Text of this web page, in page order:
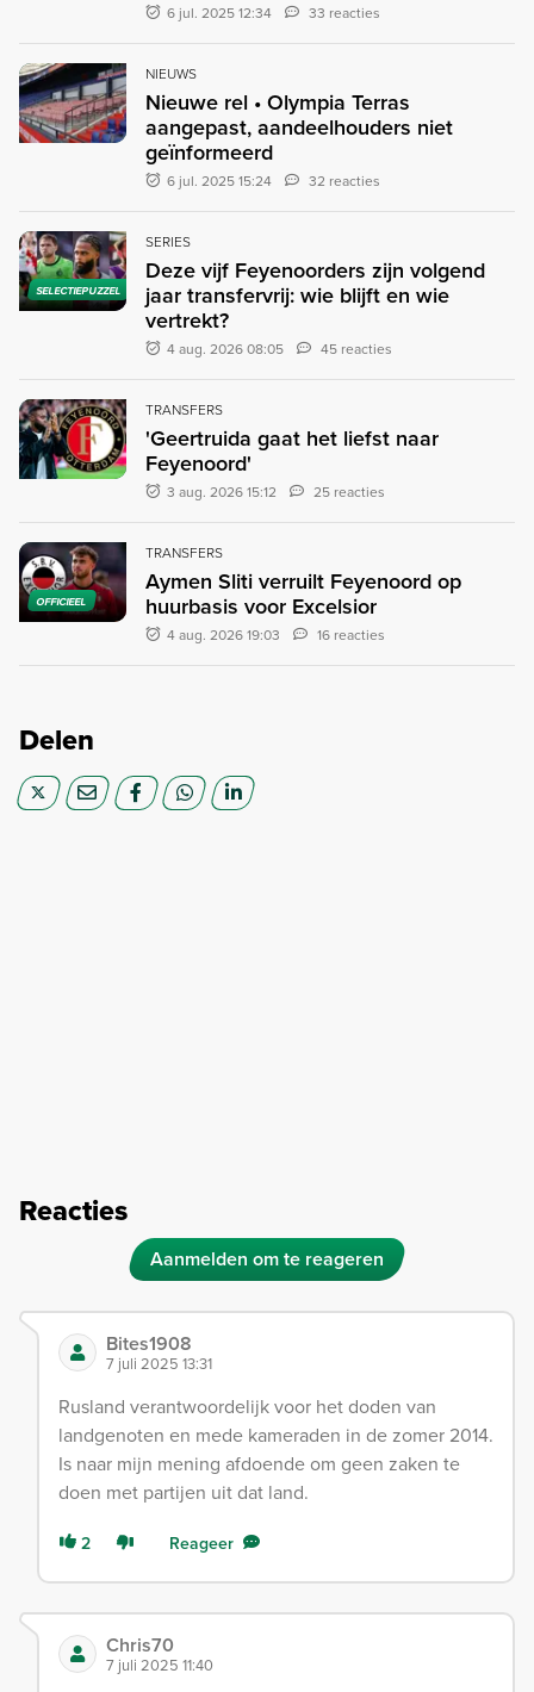
6 jul. 2025 12:34 33 reacties
NIEUWS
Nieuwe rel • Olympia Terras
aangepast, aandeelhouders niet
geïnformeerd
6 jul. 2025 15:24 32 reacties
SELECTIEPUZZEL
SERIES
Deze vijf Feyenoorders zijn volgend
jaar transfervrij: wie blijft en wie
vertrekt?
4 aug. 2026 08:05 45 reacties
TRANSFERS
'Geertruida gaat het liefst naar
Feyenoord'
3 aug. 2026 15:12 25 reacties
OFFICIEEL
TRANSFERS
Aymen Sliti verruilt Feyenoord op
huurbasis voor Excelsior
4 aug. 2026 19:03 16 reacties
Delen
Reacties
Aanmelden om te reageren
Bites1908
7 juli 2025 13:31
Rusland verantwoordelijk voor het doden van
landgenoten en mede kameraden in de zomer 2014.
Is naar mijn mening afdoende om geen zaken te
doen met partijen uit dat land.
2 Reageer
Chris70
7 juli 2025 11:40